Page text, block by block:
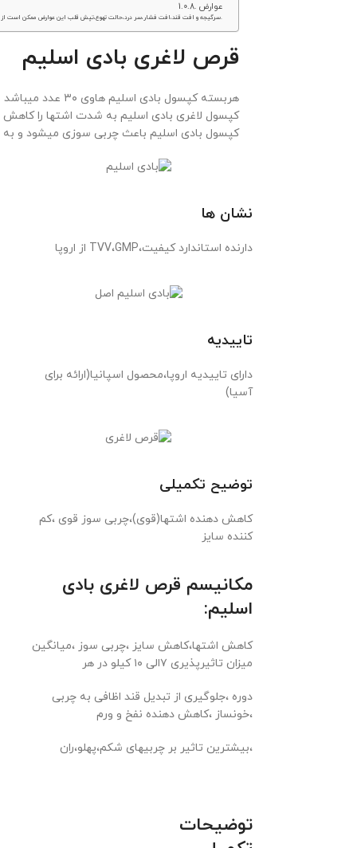
عوارض
سرگیجه و افت قند،افت فشار،سر درد،حالت تهوع،تپش قلب این عوارض ممکن است از هر هزار نفر در یک نفر ایجاد شود که در صورت مشاهد باید از مصرف آن خودداری کنید.
قرص لاغری بادی اسلیم
هربسته کپسول بادی اسلیم هاوی ۳۰ عدد میباشد
کپسول لاغری بادی اسلیم به شدت اشتها را
کپسول بادی اسلیم باعث چربی سوزی میشود و
نشان ها
دارنده استاندارد کیفیت،TVV،GMP از اروپا
تاییدیه
دارای تاییدیه اروپا،محصول اسپانیا(ارائه برای
آسیا)
توضیح تکمیلی
کاهش دهنده اشتها(قوی)،چربی سوز قوی ،کم
کننده سایز
مکانیسم قرص لاغری بادی
اسلیم:
کاهش اشتها،کاهش سایز ،چربی سوز ،میانگین
میزان تاثیرپذیری ۷الی ۱۰ کیلو در هر
دوره ،جلوگیری از تبدیل قند اظافی به چربی
،خونساز ،کاهش دهنده نفخ و ورم
،بیشترین تاثیر بر چربیهای شکم،پهلو،ران
توضیحات